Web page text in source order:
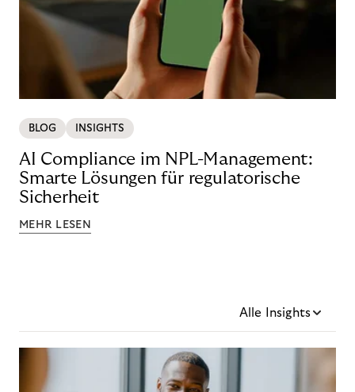
BLOG INSIGHTS
AI Compliance im NPL-Management:
Smarte Lösungen für regulatorische
Sicherheit
MEHR LESEN
Alle Insights